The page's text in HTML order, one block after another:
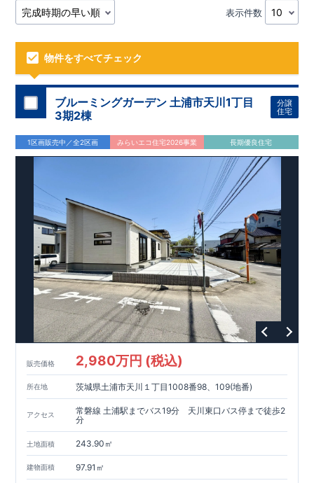
表示件数
物件をすべてチェック
ブルーミングガーデン 土浦市天川1丁目
3期2棟
分譲
住宅
1区画販売中／全2区画 みらいエコ住宅2026事業 長期優良住宅
販売価格 2,980万円 (税込)
所在地 茨城県土浦市天川１丁目1008番98、109(地番)
アクセス
常磐線 土浦駅までバス19分 天川東口バス停まで徒歩2
分
土地面積 243.90㎡
建物面積 97.91㎡